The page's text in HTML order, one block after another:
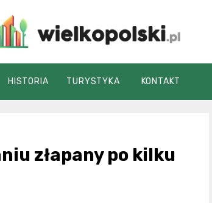
HISTORIA TURYSTYKA KONTAKT
złapany po kilku